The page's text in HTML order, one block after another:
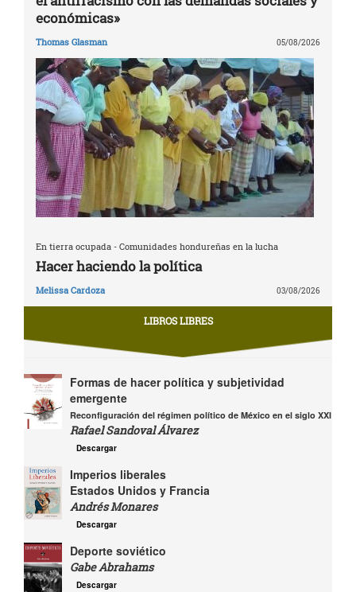
económicas»
Thomas Glasman 05/08/2026
En tierra ocupada - Comunidades hondureñas en la lucha
Hacer haciendo la política
Melissa Cardoza 03/08/2026
LIBROS LIBRES
Formas de hacer política y subjetividad
emergente
Reconfiguración del régimen político de México en el siglo XXI
Rafael Sandoval Álvarez
Descargar
Imperios liberales
Estados Unidos y Francia
Andrés Monares
Descargar
Deporte soviético
Gabe Abrahams
Descargar